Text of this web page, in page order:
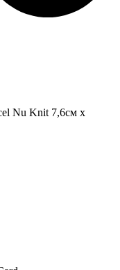
Nu Knit 7,6см х